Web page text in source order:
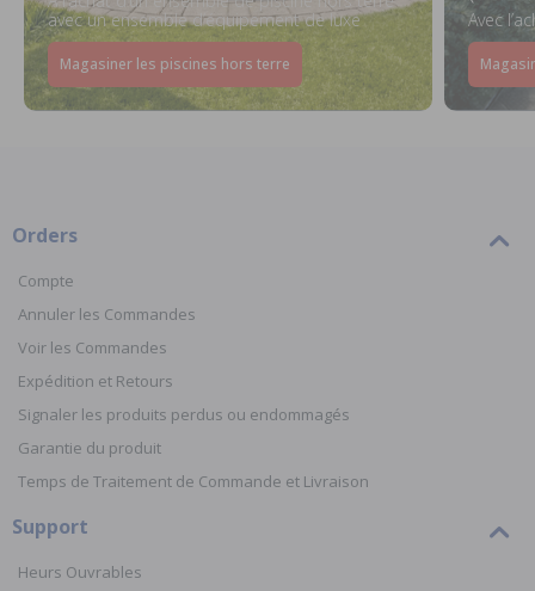
avec un ensemble d’équipement de luxe
Magasiner les piscines hors terre
Avec
Orders
Compte
Annuler les Commandes
Voir les Commandes
Expédition et Retours
Signaler les produits perdus ou endommagés
Garantie du produit
Temps de Traitement de Commande et Livraison
Support
Heurs Ouvrables